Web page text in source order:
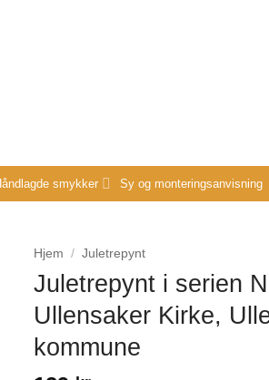
smykker Sy og monteringsanvisning
Hjem / Juletrepynt
Juletrepynt i serien
Ullensaker Kirke,
kommune